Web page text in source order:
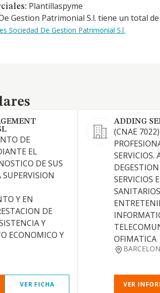
Plantillaspyme
Gestion Patrimonial S.l. tiene un total de
Sociedad De Gestion Patrimonial S.l.
DE
EL
DE SUS
Y EN
DE
Y
ECONOMICO Y
VER FICHA
ADDING
(CNAE
SERVICIOS.
SERVICIOS
OFIMATICA
VER